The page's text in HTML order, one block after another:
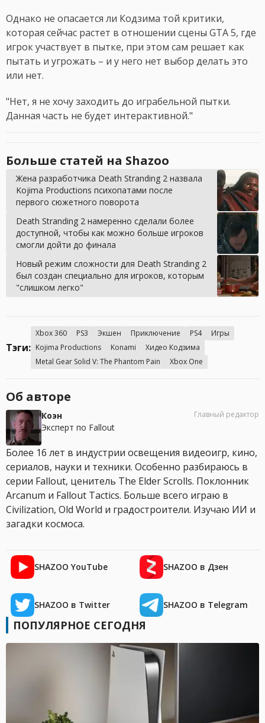
Однако не опасается ли Кодзима той критики,
которая сейчас растет в отношении сцены GTA 5, где
игрок участвует в пытке, при этом сам решает как
пытать и угрожать – и у него нет выбор делать это
или нет.
"Нет, я не хочу заходить до играбельной пытки.
Данная часть не будет интерактивной."
Больше статей на Shazoo
Жена разработчика Death Stranding 2 назвала
Kojima Productions психопатами после
первого сюжетного поворота
Death Stranding 2 намеренно сделали более
доступной, чтобы как можно больше игроков
смогли дойти до финала
Новый режим сложности для Death Stranding 2
был создан специально для игроков, которым
"слишком легко"
Тэги:
Xbox 360 PS3 Экшен Приключение PS4
Игры
Kojima Productions
Konami
Хидео Кодзима
Metal Gear Solid V: The Phantom Pain
Xbox One
Об авторе
Коэн
Эксперт по Fallout
Главный редактор
Более 16 лет в индустрии освещения видеоигр, кино,
сериалов, науки и техники. Особенно разбираюсь в
серии Fallout, ценитель The Elder Scrolls. Поклонник
Arcanum и Fallout Tactics. Больше всего играю в
Civilization, Old World и градостроители. Изучаю ИИ и
загадки космоса.
SHAZOO YouTube SHAZOO в Дзен
SHAZOO в Twitter SHAZOO в Telegram
ПОПУЛЯРНОЕ СЕГОДНЯ